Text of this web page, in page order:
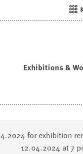
Exhibitions &
for exhibition
12.04.2024 at 7